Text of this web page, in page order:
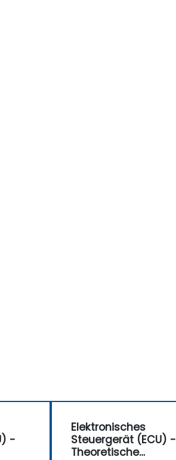
-
Elektronisches
Steuergerät (ECU) -
Theoretische